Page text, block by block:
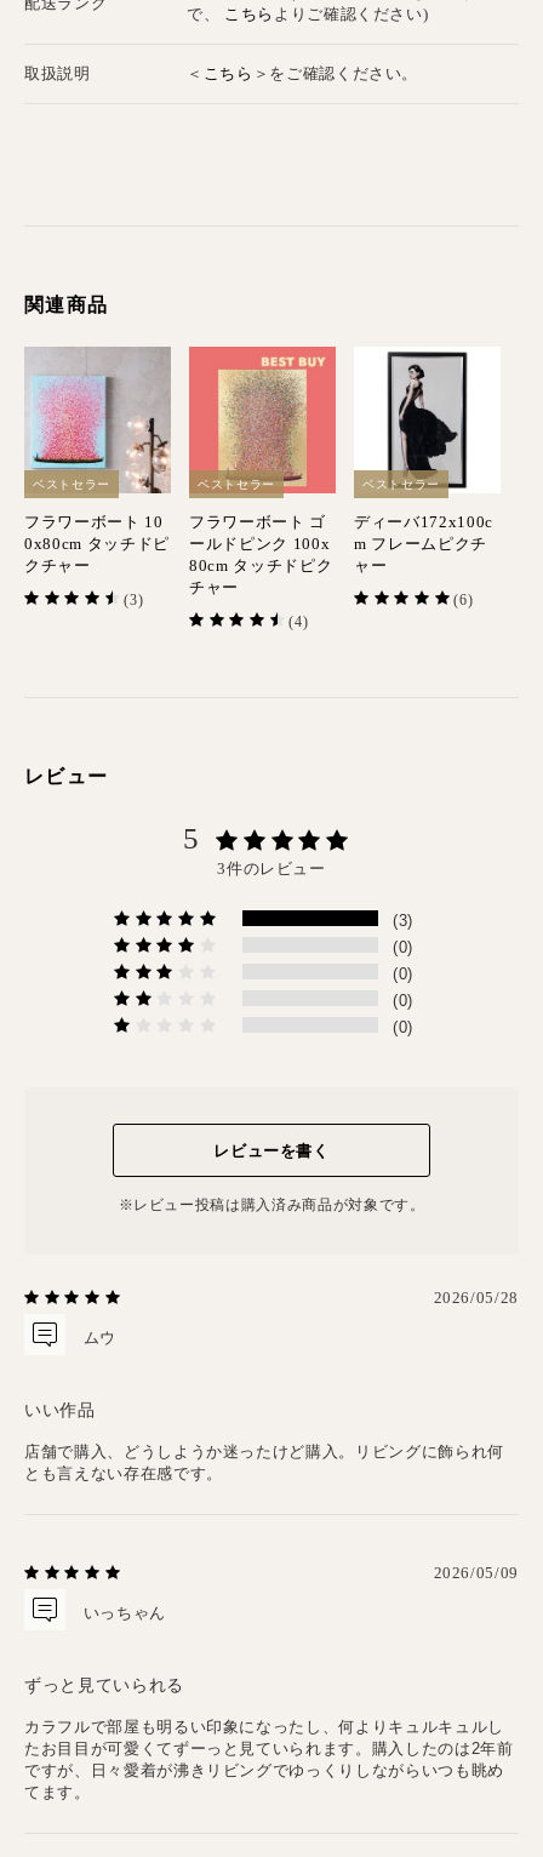
で、 こちら よりご確認ください)
取扱説明 ＜ こちら ＞をご確認ください。
関連商品
ベストセラー
フラワーボート 10
0x80cm タッチドピ
クチャー
(3)
ベストセラー
フラワーボート ゴ
ールドピンク 100x
80cm タッチドピク
チャー
(4)
ベストセラー
ディーバ172x100c
m フレームピクチ
ャー
(6)
レビュー
5
3件のレビュー
(3)
(0)
(0)
(0)
(0)
レビューを書く
※レビュー投稿は購⼊済み商品が対象です。
2026/05/28
ムウ
いい作品
店舗で購入、どうしようか迷ったけど購入。リビングに飾られ何
とも言えない存在感です。
2026/05/09
いっちゃん
ずっと見ていられる
カラフルで部屋も明るい印象になったし、何よりキュルキュルし
たお目目が可愛くてずーっと見ていられます。購入したのは2年前
ですが、日々愛着が沸きリビングでゆっくりしながらいつも眺め
てます。